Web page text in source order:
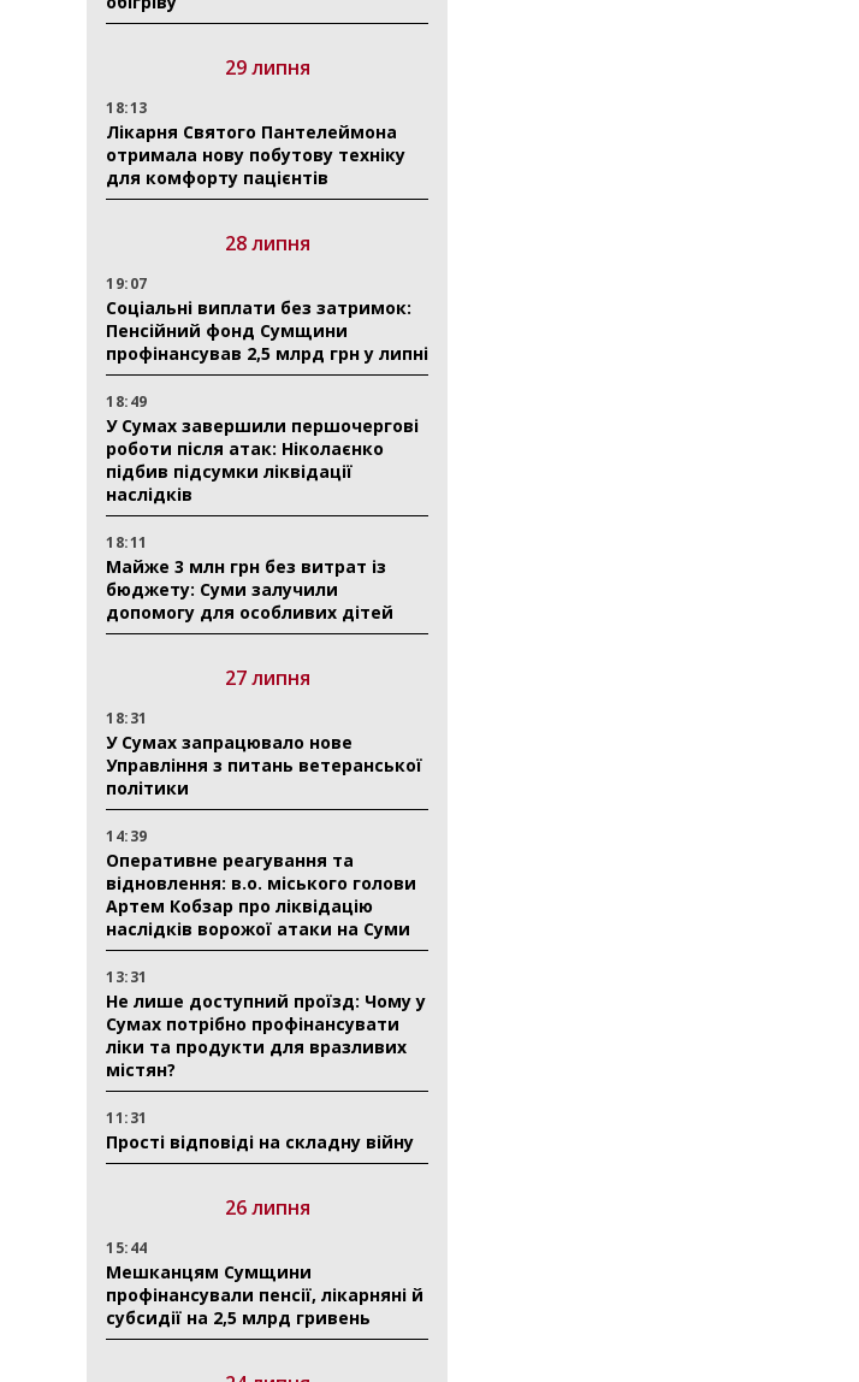
29 липня
18:13
Лікарня Святого Пантелеймона
отримала нову побутову техніку
для комфорту пацієнтів
28 липня
19:07
Соціальні виплати без затримок:
Пенсійний фонд Сумщини
профінансував 2,5 млрд грн у липні
18:49
У Сумах завершили першочергові
роботи після атак: Ніколаєнко
підбив підсумки ліквідації
наслідків
18:11
Майже 3 млн грн без витрат із
бюджету: Суми залучили
допомогу для особливих дітей
27 липня
18:31
У Сумах запрацювало нове
Управління з питань ветеранської
політики
14:39
Оперативне реагування та
відновлення: в.о. міського голови
Артем Кобзар про ліквідацію
наслідків ворожої атаки на Суми
13:31
Не лише доступний проїзд: Чому у
Сумах потрібно профінансувати
ліки та продукти для вразливих
містян?
11:31
Прості відповіді на складну війну
26 липня
15:44
Мешканцям Сумщини
профінансували пенсії, лікарняні й
субсидії на 2,5 млрд гривень